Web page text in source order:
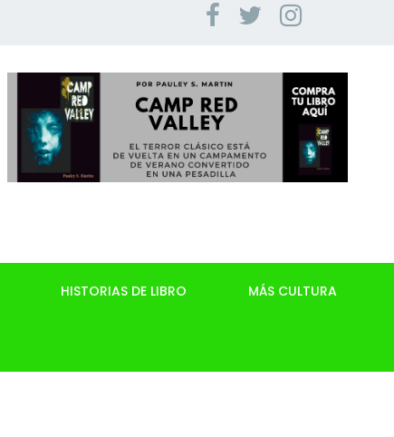
HISTORIAS DE LIBRO MÁS CULTURA